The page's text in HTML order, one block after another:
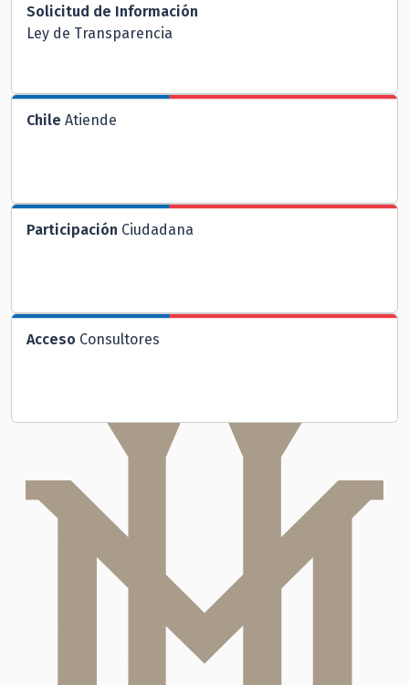
Solicitud de Información
Ley de Transparencia
Chile Atiende
Participación Ciudadana
Acceso Consultores